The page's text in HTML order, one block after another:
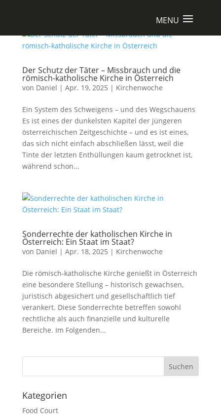
Der Schutz der Täter – Missbrauch und die
römisch-katholische Kirche in Österreich
von Daniel | Apr. 19, 2025 | Kirchenwoche
Ein System des Schweigens – und des Wegschauens
Es ist eines der dunkelsten Kapitel der jüngeren
österreichischen Zeitgeschichte – und es ist eines,
das sich nicht einfach abschließen lässt, weil die
Tinte der letzten Enthüllungen kaum getrocknet ist,
während schon...
Sonderrechte der katholischen Kirche in
Österreich: Ein Staat im Staat?
von Daniel | Apr. 18, 2025 | Kirchenwoche
Die römisch-katholische Kirche genießt in Österreich
eine besondere Stellung – historisch gewachsen,
juristisch abgesichert und gesellschaftlich tief
verankert. Diese Sonderrechte betreffen sowohl
rechtliche als auch finanzielle und kulturelle
Bereiche. Im Folgenden...
Suchen
Kategorien
Food Court